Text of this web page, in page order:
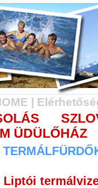
ÜDÜLŐHÁZ
Liptói